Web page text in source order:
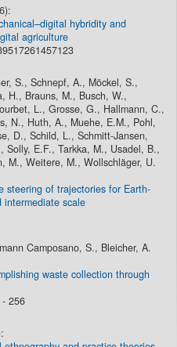
hybridity and
agriculture
S., Schnepf, A., Möckel, S.,
H., Brauns, M., Busch, W.,
L., Grosse, G., Hallmann, C.,
N., Huth, A., Muehe, E.M., Pohl,
D., Schild, L., Schmitt-Jansen,
Solly, E.F., Tarkka, M., Usadel, B.,
M., Weitere, M., Wollschläger, U.
steering of trajectories for Earth-
intermediate scale
Camposano, S., Bleicher, A.
waste collection through
256